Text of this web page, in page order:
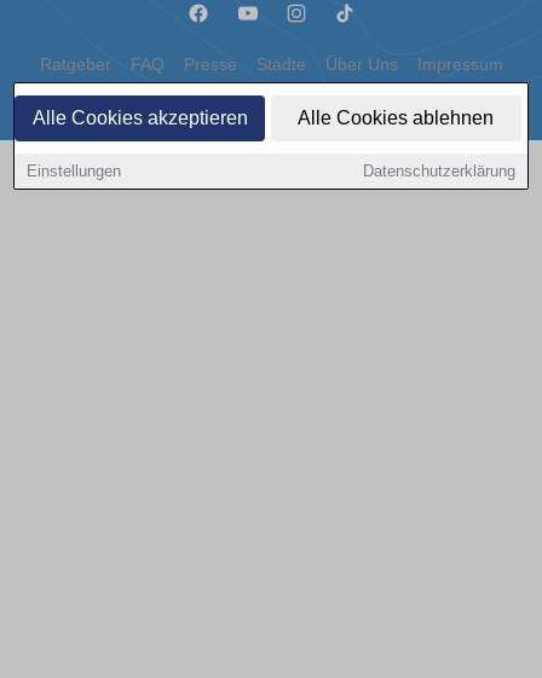
Alle Cookies akzeptieren Alle Cookies ablehnen
Einstellungen Datenschutzerklärung
Ratgeber FAQ Presse Städte Über Uns Impressum
Datenschutz Cookies
Copyright © 2000 - 2026 | 1A Infosysteme GmbH | Content by: 1a-sites-autos